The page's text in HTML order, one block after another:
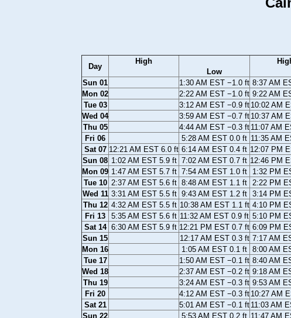
Day
High
Low
Sun 01
1:30 AM EST −1.0 ft 8:37 AM
Mon 02
2:22 AM EST −1.0 ft 9:22 AM
Tue 03
3:12 AM EST −0.9 ft 10:02 AM
Wed 04
3:59 AM EST −0.7 ft 10:37 AM
Thu 05
4:44 AM EST −0.3 ft 11:07 AM
Fri 06
5:28 AM EST 0.0 ft 11:35 AM
Sat 07 12:21 AM EST 6.0 ft 6:14 AM EST 0.4 ft 12:07 PM
Sun 08 1:02 AM EST 5.9 ft 7:02 AM EST 0.7 ft 12:46 PM
Mon 09 1:47 AM EST 5.7 ft 7:54 AM EST 1.0 ft 1:32 PM
Tue 10 2:37 AM EST 5.6 ft 8:48 AM EST 1.1 ft 2:22 PM
Wed 11 3:31 AM EST 5.5 ft 9:43 AM EST 1.2 ft 3:14 PM
Thu 12 4:32 AM EST 5.5 ft 10:38 AM EST 1.1 ft 4:10 PM
Fri 13
5:35 AM EST 5.6 ft 11:32 AM EST 0.9 ft 5:10 PM
Sat 14 6:30 AM EST 5.9 ft 12:21 PM EST 0.7 ft 6:09 PM
Sun 15
12:17 AM EST 0.3 ft 7:17 AM
Mon 16
1:05 AM EST 0.1 ft 8:00 AM
Tue 17
1:50 AM EST −0.1 ft 8:40 AM
Wed 18
2:37 AM EST −0.2 ft 9:18 AM
Thu 19
3:24 AM EST −0.3 ft 9:53 AM
Fri 20
4:12 AM EST −0.3 ft 10:27 AM
Sat 21
5:01 AM EST −0.1 ft 11:03 AM
Sun 22
5:53 AM EST 0.2 ft 11:47 AM